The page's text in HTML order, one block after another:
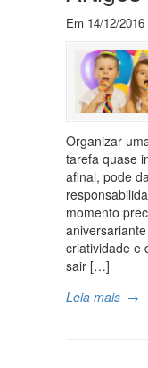
Em 14/12/2016
Organizar
tarefa quase
afinal, pode
momento
criatividade e
sair […]
Leia mais →